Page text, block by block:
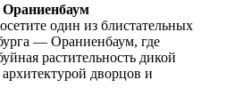
Ораниенбаум
один из блистательных
— Ораниенбаум, где
растительность дикой
дворцов и